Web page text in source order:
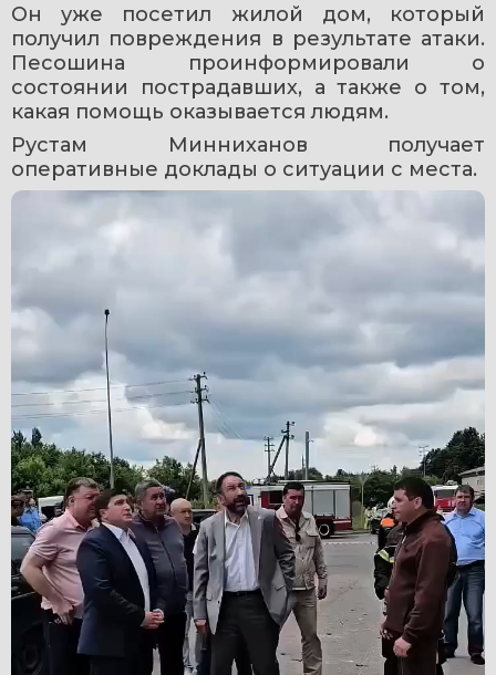
Он уже посетил жилой дом, который
получил повреждения в результате атаки.
Песошина проинформировали о
состоянии пострадавших, а также о том,
какая помощь оказывается людям.
Рустам Минниханов получает
оперативные доклады о ситуации с места.